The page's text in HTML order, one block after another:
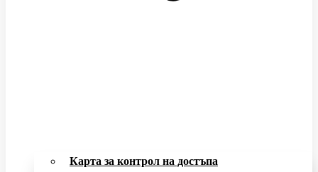
Карта за контрол на достъпа